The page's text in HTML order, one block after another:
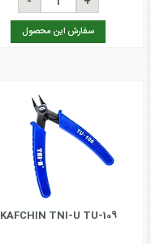
سفارش این محصول
KAFCHIN TNI-U TU-109